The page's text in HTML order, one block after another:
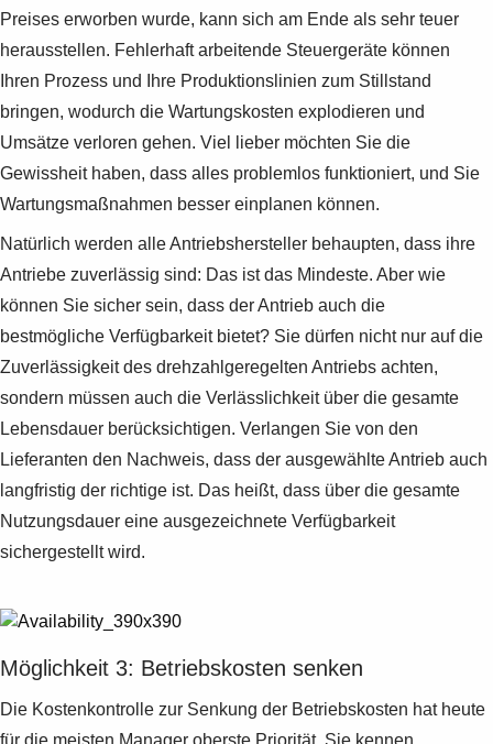
Preises erworben wurde, kann sich am Ende als sehr teuer
herausstellen. Fehlerhaft arbeitende Steuergeräte können
Ihren Prozess und Ihre Produktionslinien zum Stillstand
bringen, wodurch die Wartungskosten explodieren und
Umsätze verloren gehen. Viel lieber möchten Sie die
Gewissheit haben, dass alles problemlos funktioniert, und Sie
Wartungsmaßnahmen besser einplanen können.
Natürlich werden alle Antriebshersteller behaupten, dass ihre
Antriebe zuverlässig sind: Das ist das Mindeste. Aber wie
können Sie sicher sein, dass der Antrieb auch die
bestmögliche Verfügbarkeit bietet? Sie dürfen nicht nur auf die
Zuverlässigkeit des drehzahlgeregelten Antriebs achten,
sondern müssen auch die Verlässlichkeit über die gesamte
Lebensdauer berücksichtigen. Verlangen Sie von den
Lieferanten den Nachweis, dass der ausgewählte Antrieb auch
langfristig der richtige ist. Das heißt, dass über die gesamte
Nutzungsdauer eine ausgezeichnete Verfügbarkeit
sichergestellt wird.
Möglichkeit 3: Betriebskosten senken
Die Kostenkontrolle zur Senkung der Betriebskosten hat heute